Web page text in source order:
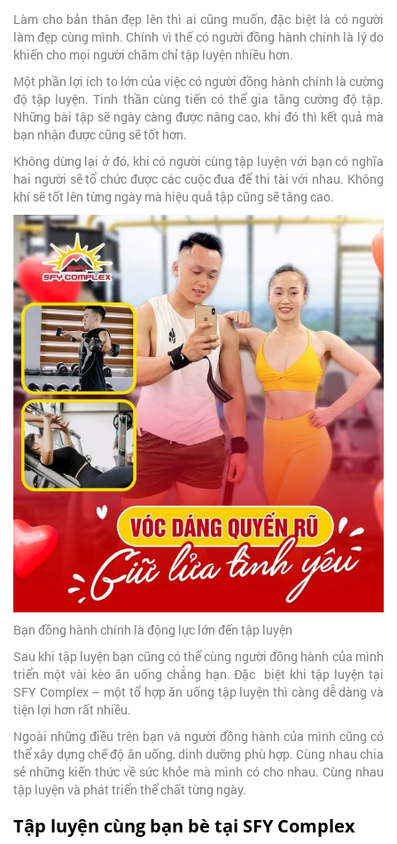
Làm cho bản thân đẹp lên thì ai cũng muốn, đặc biệt là có người
làm đẹp cùng mình. Chính vì thế có người đồng hành chính là lý do
khiến cho mọi người chăm chỉ tập luyện nhiều hơn.
Một phần lợi ích to lớn của việc có người đồng hành chính là cường
độ tập luyện. Tinh thần cùng tiến có thể gia tăng cường độ tập.
Những bài tập sẽ ngày càng được nâng cao, khi đó thì kết quả mà
bạn nhận được cũng sẽ tốt hơn.
Không dừng lại ở đó, khi có người cùng tập luyện với bạn có nghĩa
hai người sẽ tổ chức được các cuộc đua để thi tài với nhau. Không
khí sẽ tốt lên từng ngày mà hiệu quả tập cũng sẽ tăng cao.
Bạn đồng hành chính là động lực lớn đến tập luyện
Sau khi tập luyện bạn cũng có thể cùng người đồng hành của mình
triển một vài kèo ăn uống chẳng hạn. Đặc biệt khi tập luyện tại
SFY Complex – một tổ hợp ăn uống tập luyện thì càng dễ dàng và
tiện lợi hơn rất nhiều.
Ngoài những điều trên bạn và người đồng hành của mình cũng có
thể xây dựng chế độ ăn uống, dinh dưỡng phù hợp. Cùng nhau chia
sẻ những kiến thức về sức khỏe mà mình có cho nhau. Cùng nhau
tập luyện và phát triển thể chất từng ngày.
Tập luyện cùng bạn bè tại SFY Complex